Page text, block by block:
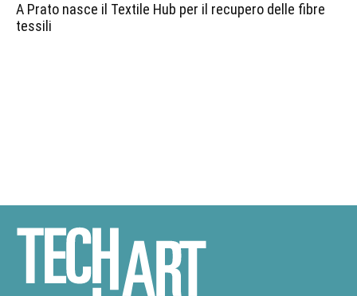
A Prato nasce il Textile Hub per il recupero delle fibre
tessili